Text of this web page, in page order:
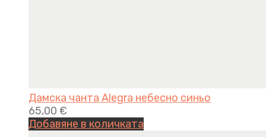
Дамска чанта Alegra небесно синьо
65,00 €
Добавяне в количката